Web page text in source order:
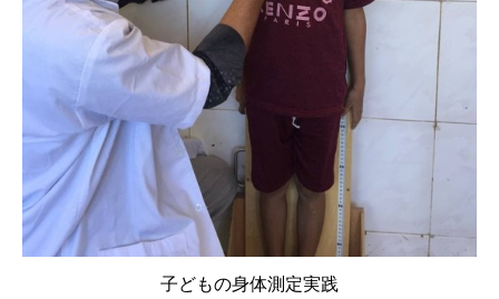
子どもの身体測定実践